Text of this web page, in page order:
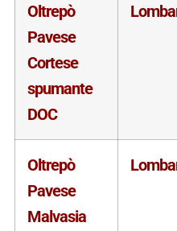
Oltrepò
Pavese
Cortese
spumante
DOC
Oltrepò
Pavese
Malvasia